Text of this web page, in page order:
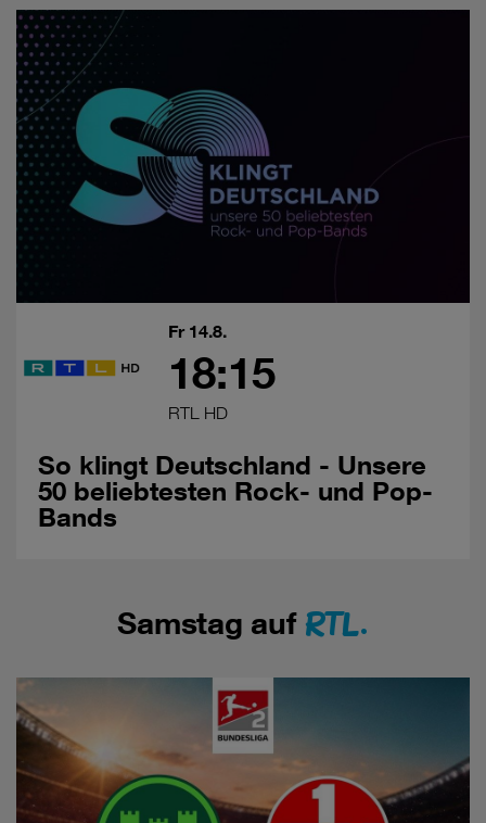
Fr 14.8.
18:15
RTL HD
So klingt Deutschland - Unsere
50 beliebtesten Rock- und Pop-
Bands
Samstag auf RTL.